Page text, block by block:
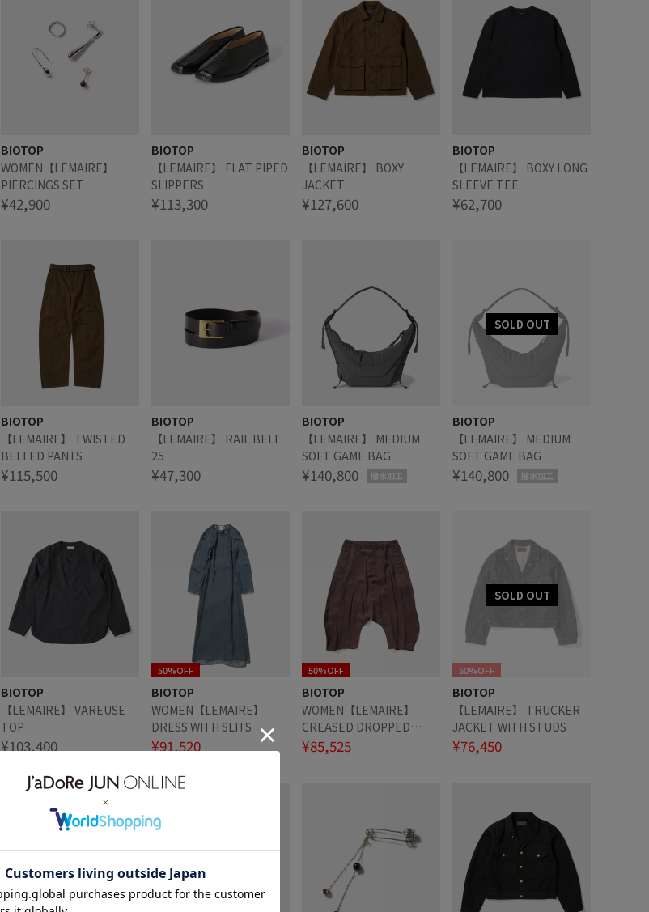
BIOTOP
WOMEN【LEMAIRE】
PIERCINGS SET
¥42,900
BIOTOP
【LEMAIRE】 FLAT PIPED
SLIPPERS
¥113,300
BIOTOP
【LEMAIRE】 BOXY
JACKET
¥127,600
BIOTOP
【LEMAIRE】 BOXY LONG
SLEEVE TEE
¥62,700
BIOTOP
【LEMAIRE】 TWISTED
BELTED PANTS
¥115,500
BIOTOP
【LEMAIRE】 RAIL BELT
25
¥47,300
BIOTOP
【LEMAIRE】 MEDIUM
SOFT GAME BAG
¥140,800 撥水加工
BIOTOP
【LEMAIRE】 MEDIUM
SOFT GAME BAG
¥140,800 撥水加工
BIOTOP
【LEMAIRE】 VAREUSE
TOP
¥103,400
50%OFF
BIOTOP
WOMEN【LEMAIRE】
DRESS WITH SLITS
¥91,520
50%OFF
BIOTOP
WOMEN【LEMAIRE】
CREASED DROPPED
CROTCH BERMUDAS
¥85,525
50%OFF
BIOTOP
【LEMAIRE】 TRUCKER
JACKET WITH STUDS
¥76,450